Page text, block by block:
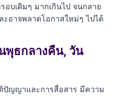
อบเดิมๆ มากเกินไป จนกลาย
อาจพลาดโอกาสใหม่ๆ ไปได้
พุธกลางคืน, วัน
ปัญญาและการสื่อสาร มีความ